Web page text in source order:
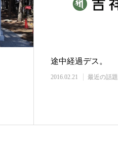
途中経過デス。
2016.02.21 最近の話題